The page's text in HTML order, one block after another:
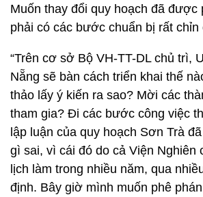
Muốn thay đổi quy hoạch đã được
phải có các bước chuẩn bị rất chỉn
“Trên cơ sở Bộ VH-TT-DL chủ trì,
Nẵng sẽ bàn cách triển khai thế
thảo lấy ý kiến ra sao? Mời các
tham gia? Đi các bước công việc
lập luận của quy hoạch Sơn Trà
gì sai, vì cái đó do cả Viện Nghiên
lịch làm trong nhiều năm, qua
định. Bây giờ mình muốn phê